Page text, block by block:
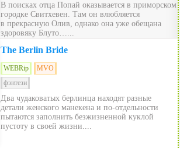
В поисках отца Попай оказывается в приморском
городке Свитхевен. Там он влюбляется
в прекрасную Олив, однако она уже обещана
здоровяку Блуто…...
The Berlin Bride
WEBRip
MVO
фэнтези
Два чудаковатых берлинца находят разные
детали женского манекена и по-отдельности
пытаются заполнить безжизненной куклой
пустоту в своей жизни....